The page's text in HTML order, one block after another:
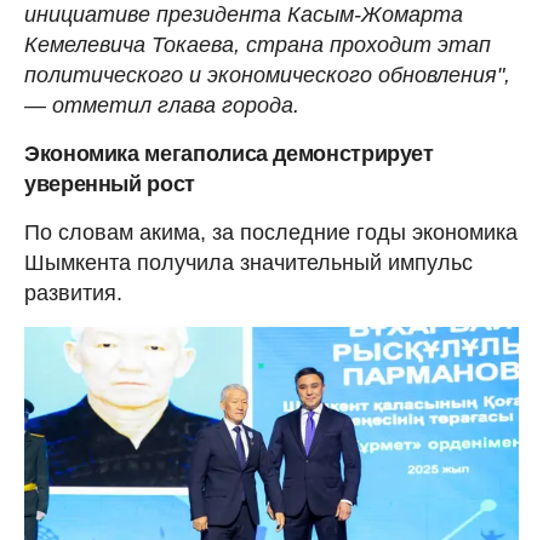
инициативе президента Касым-Жомарта
Кемелевича Токаева, страна проходит этап
политического и экономического обновления",
— отметил глава города.
Экономика мегаполиса демонстрирует
уверенный рост
По словам акима, за последние годы экономика
Шымкента получила значительный импульс
развития.